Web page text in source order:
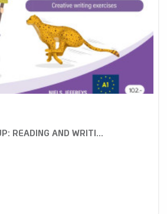
READING AND WRITI...